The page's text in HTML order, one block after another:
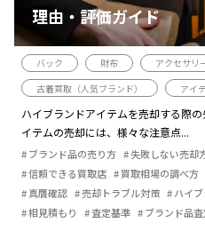
理由・評価ガイド
バック 財布 アクセサリ
古着買取（人気ブランド）
アイ
ハイブランドアイテムを売却する際
イテムの売却には、様々な注意点...
ブランド品の売り方 失敗しない売却
信頼できる買取店
買取相場の調べ方
真贋確認
売却トラブル対策 ハイ
相見積もり
査定基準 ブランド品査